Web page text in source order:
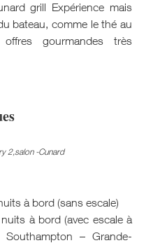
grill Expérience mais
bateau, comme le thé au
gourmandes très
2,salon -Cunard
à bord (sans escale)
à bord (avec escale à
– Grande-